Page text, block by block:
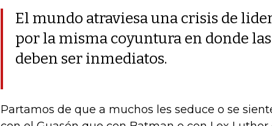
El mundo atraviesa una crisis de
por la misma coyuntura en donde
deben ser inmediatos.
Partamos de que a muchos les seduce o se